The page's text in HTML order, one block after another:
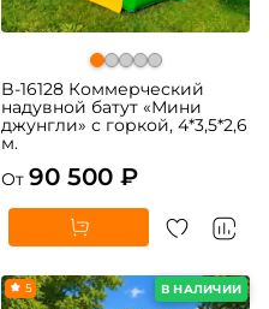
B-16128 Коммерческий
надувной батут «Мини
джунгли» с горкой, 4*3,5*2,6
м.
От 90 500 ₽
В НАЛИЧИИ
5